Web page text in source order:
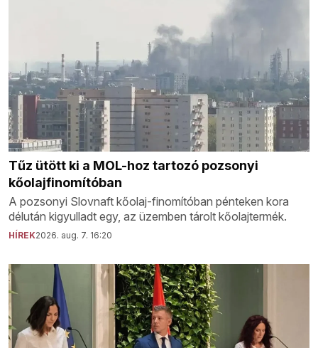
Tűz ütött ki a MOL-hoz tartozó pozsonyi
kőolajfinomítóban
A pozsonyi Slovnaft kőolaj-finomítóban pénteken kora
délután kigyulladt egy, az üzemben tárolt kőolajtermék.
HÍREK2026. aug. 7. 16:20